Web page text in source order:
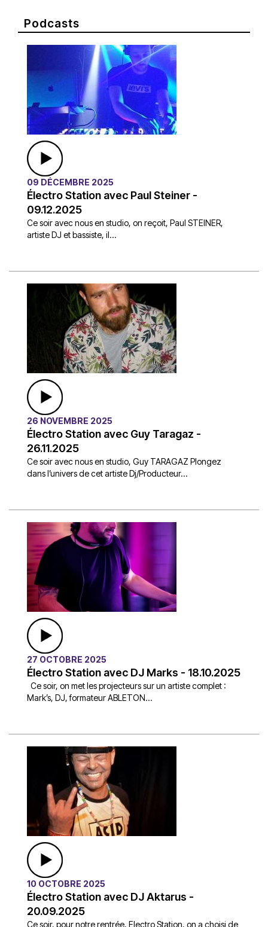
Podcasts
09 DÉCEMBRE 2025
Électro Station avec Paul Steiner -
09.12.2025
Ce soir avec nous en studio, on reçoit, Paul STEINER,
artiste DJ et bassiste, il...
26 NOVEMBRE 2025
Électro Station avec Guy Taragaz -
26.11.2025
Ce soir avec nous en studio, Guy TARAGAZ Plongez
dans l’univers de cet artiste Dj/Producteur...
27 OCTOBRE 2025
Électro Station avec DJ Marks - 18.10.2025
Ce soir, on met les projecteurs sur un artiste complet :
Mark’s, DJ, formateur ABLETON...
10 OCTOBRE 2025
Électro Station avec DJ Aktarus -
20.09.2025
Ce soir, pour notre rentrée, Electro Station, on a choisi de